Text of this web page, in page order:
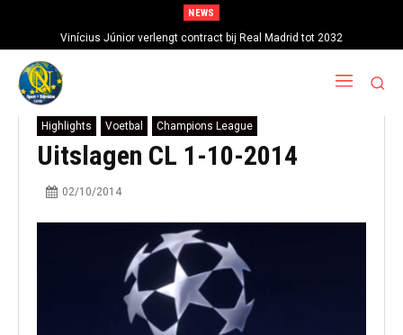
NEWS
Vinícius Júnior verlengt contract bij Real Madrid tot 2032
Highlights Voetbal Champions League
Uitslagen CL 1-10-2014
02/10/2014